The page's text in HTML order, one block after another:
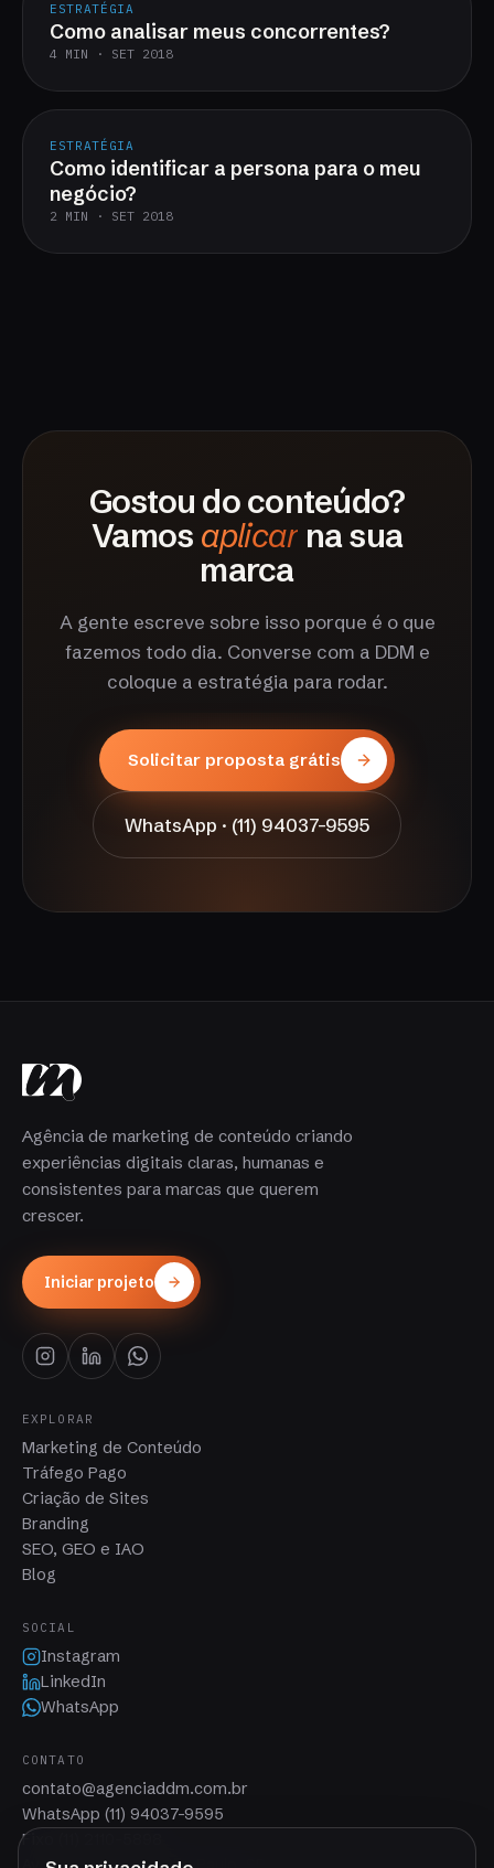
ESTRATÉGIA
Como analisar meus concorrentes?
4 MIN · SET 2018
ESTRATÉGIA
Como identificar a persona para o meu
negócio?
2 MIN · SET 2018
Gostou do conteúdo?
Vamos aplicar na sua
marca
A gente escreve sobre isso porque é o que
fazemos todo dia. Converse com a DDM e
coloque a estratégia para rodar.
Solicitar proposta grátis
WhatsApp · (11) 94037-9595
Agência de marketing de conteúdo criando
experiências digitais claras, humanas e
consistentes para marcas que querem
crescer.
Iniciar projeto
EXPLORAR
Marketing de Conteúdo
Tráfego Pago
Criação de Sites
Branding
SEO, GEO e IAO
Blog
SOCIAL
Instagram
LinkedIn
WhatsApp
CONTATO
contato@agenciaddm.com.br
WhatsApp (11) 94037-9595
Fixo (11) 2110-5898